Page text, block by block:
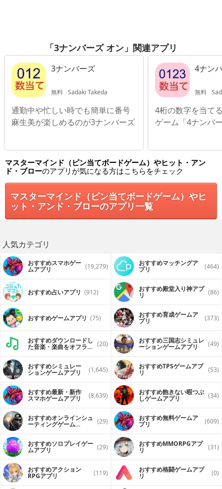
「3ナンバーズ オン」関連アプリ
3ナンバーズ
無料 Sadaki Takeda
通勤中や忙しい時でも簡単に番号
麻生美が楽しめるのが3ナンバーズ
4ナン
無料
4桁の数字を当て
ゲーム「4ナンバ
マスターマインド（ピン当てボードゲーム）やヒット・アン
ド・ブローのアプリが気になる方はこちらをチェック
マスターマインド（ピン当てボードゲーム）やヒ
ット・アンド・ブローのアプリ一覧
人気カテゴリ
おすすめスマホゲー
ムアプリ (19,279) おすすめマッチングア
プリ (464)
おすすめ占いアプリ (912) おすすめ殿堂入り神アプ
リ (86)
おすすめゲームアプリ (75) おすすめ育成ゲームア
プリ (373)
おすすめダウンロードし
た音楽・楽曲をオフライ (20) おすすめ三国志シミュレ
ーションゲームアプリ (49)
おすすめシミュレー
ションゲームアプリ (1,645) おすすめTPSゲームアプ
リ (53)
おすすめ最新・新作
スマホゲームアプリ (8,639) おすすめ飽きない暇つぶ
しゲームアプリ (34)
おすすめオンラインシュ
ーティングゲーム (29) おすすめ無料ゲームア
プリ (609)
おすすめソロプレイゲー
ムアプリ (29) おすすめ MMORPGアプ
リ (31)
おすすめアクション
RPGアプリ (119) おすすめ格闘ゲームアプ
リ (0)